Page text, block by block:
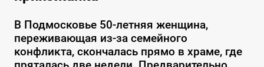
В Подмосковье 50-летняя женщина,
переживающая из-за семейного
конфликта, скончалась прямо в храме, где